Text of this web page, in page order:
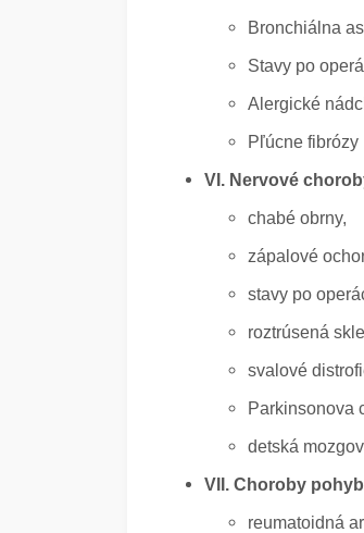
Bronchiálna
Stavy po
Alergické
Pľúcne fibrózy
VI. Nervové
chabé obrny,
zápalové
stavy po
roztrúsená
svalové
Parkinsonova
detská
VII. Choroby
reumatoidná